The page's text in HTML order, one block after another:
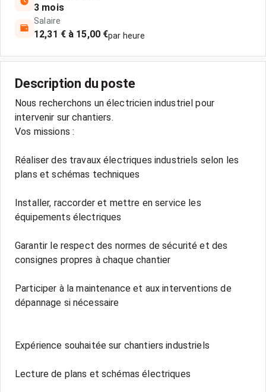
3 mois
Salaire
12,31 € à 15,00 €par heure
Description du poste
Nous recherchons un électricien industriel pour
intervenir sur chantiers.
Vos missions :
Réaliser des travaux électriques industriels selon les
plans et schémas techniques
Installer, raccorder et mettre en service les
équipements électriques
Garantir le respect des normes de sécurité et des
consignes propres à chaque chantier
Participer à la maintenance et aux interventions de
dépannage si nécessaire
Expérience souhaitée sur chantiers industriels
Lecture de plans et schémas électriques